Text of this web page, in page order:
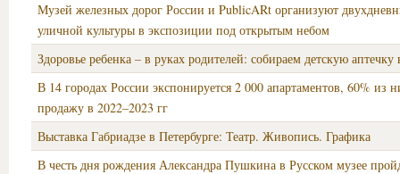
Музей железных дорог России и PublicARt организуют
уличной культуры в экспозиции под открытым небом
Здоровье ребенка – в руках родителей: собираем детскую аптечку
В 14 городах России экспонируется 2 000 апартаментов, 60% из
продажу в 2022–2023 гг
Выставка Габриадзе в Петербурге: Театр. Живопись. Графика
В честь дня рождения Александра Пушкина в Русском музее